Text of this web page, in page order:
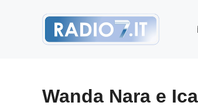
Wanda Nara e